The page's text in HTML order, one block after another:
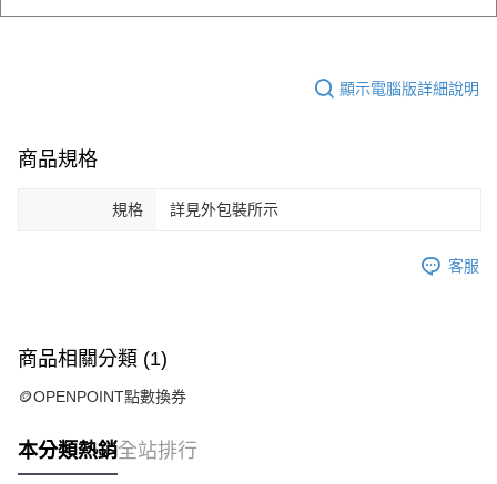
顯示電腦版詳細說明
商品規格
規格 詳見外包裝所示
客服
商品相關分類 (1)
🪙OPENPOINT點數換券
本分類熱銷全站排行